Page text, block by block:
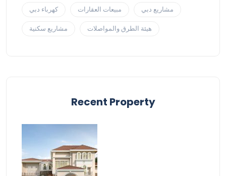
كهرباء دبي مبيعات العقارات مشاريع دبي
مشاريع سكنية هيئة الطرق والمواصلات
Recent Property